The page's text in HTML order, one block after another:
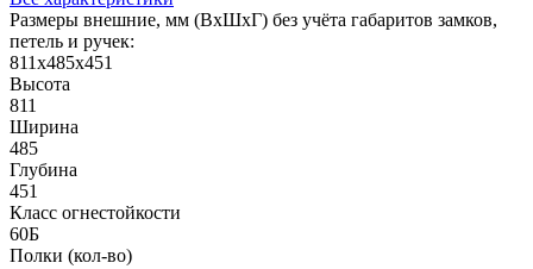
Размеры внешние, мм (ВхШхГ) без учёта габаритов замков,
петель и ручек:
811x485x451
Высота
811
Ширина
485
Глубина
451
Класс огнестойкости
60Б
Полки (кол-во)